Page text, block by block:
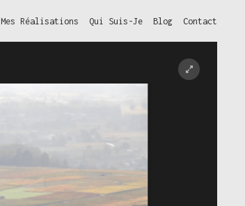
Mes Réalisations Qui Suis-Je Blog Contact